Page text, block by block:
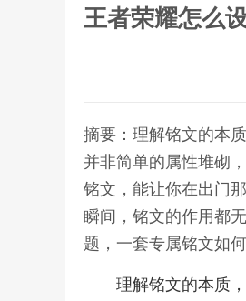
王者荣耀怎么
摘要：理解铭文的本
并非简单的属性堆砌
铭文，能让你在出门
瞬间，铭文的作用都
题，一套专属铭文如
理解铭文的本质